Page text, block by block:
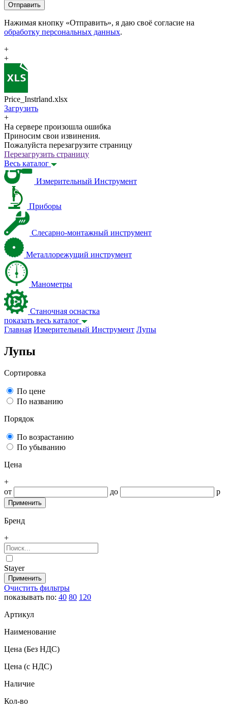
Отправить
Нажимая кнопку «Отправить», я даю своё согласие на
обработку персональных данных.
+
+
Price_Instrland.xlsx
Загрузить
+
На сервере произошла ошибка
Приносим свои извинения.
Пожалуйста перезагрузите страницу
Перезагрузить страницу
Весь каталог
Измерительный Инструмент
Приборы
Слесарно-монтажный инструмент
Металлорежущий инструмент
Манометры
Станочная оснастка
показать весь каталог
Главная Измерительный Инструмент Лупы
Лупы
Сортировка
По цене
По названию
Порядок
По возрастанию
По убыванию
Цена
+
от
до р
Бренд
+
Stayer
Очистить фильтры
показывать по: 40 80 120
Артикул
Наименование
Цена (Без НДС)
Цена (с НДС)
Наличие
Кол-во